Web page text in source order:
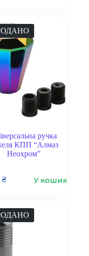
ручка
КПП “Алмаз
Неохром”
₴ У кошик